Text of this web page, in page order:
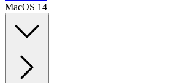
MacOS 14